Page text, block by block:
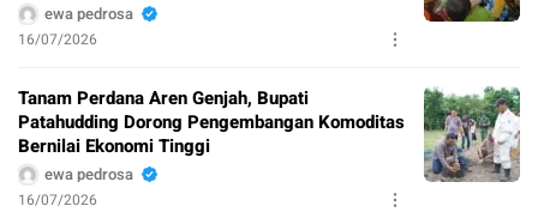
ewa pedrosa
16/07/2026
Tanam Perdana Aren Genjah, Bupati
Patahudding Dorong Pengembangan Komoditas
Bernilai Ekonomi Tinggi
ewa pedrosa
16/07/2026